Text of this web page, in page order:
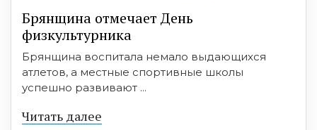
Брянщина отмечает День
физкультурника
Брянщина воспитала немало выдающихся
атлетов, а местные спортивные школы
успешно развивают ...
Читать далее